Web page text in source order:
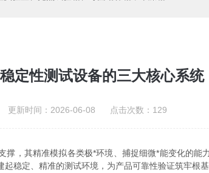
定性测试设备的三大核心系统
更新时间：2026-06-08 点击次数：129
其精准模拟各类极*环境、捕捉细微*能变化的能
起稳定、精准的测试环境，为产品可靠性验证筑牢根基